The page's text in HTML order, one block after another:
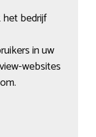
bedrijf
in uw
websites